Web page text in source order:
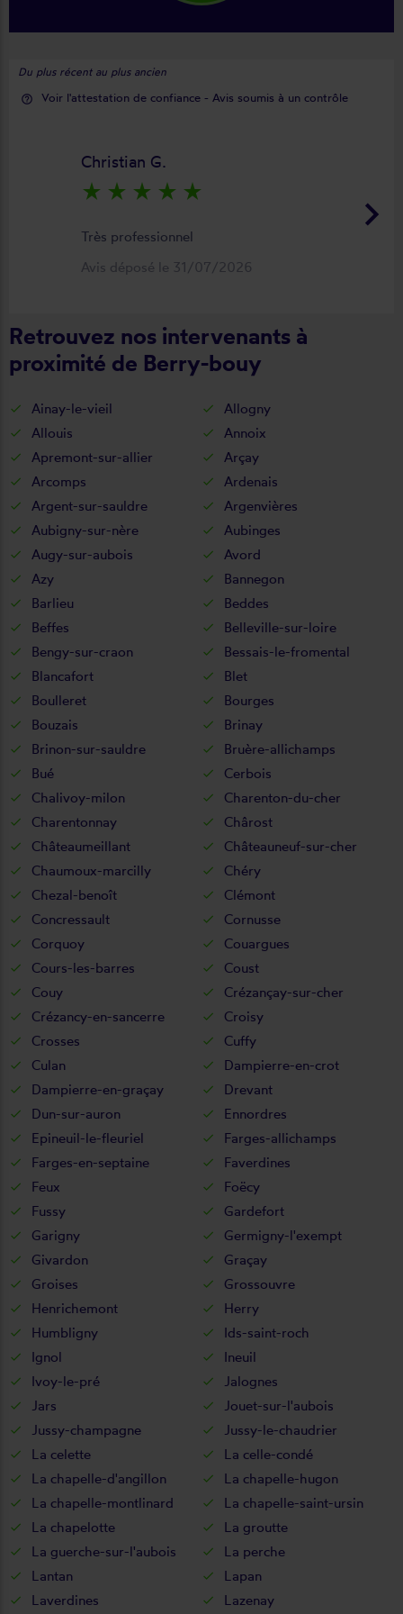
Du plus récent au plus ancien
help_outline Voir l'attestation de confiance - Avis soumis à un contrôle
keyboard_arrow_right
Christian G.
star_rate star_rate star_rate star_rate star_rate
Très professionnel
Avis déposé le 31/07/2026
Retrouvez nos intervenants à
proximité de Berry-bouy
Ainay-le-vieil
Allogny
Allouis
Annoix
Apremont-sur-allier
Arçay
Arcomps
Ardenais
Argent-sur-sauldre
Argenvières
Aubigny-sur-nère
Aubinges
Augy-sur-aubois
Avord
Azy
Bannegon
Barlieu
Beddes
Beffes
Belleville-sur-loire
Bengy-sur-craon
Bessais-le-fromental
Blancafort
Blet
Boulleret
Bourges
Bouzais
Brinay
Brinon-sur-sauldre
Bruère-allichamps
Bué
Cerbois
Chalivoy-milon
Charenton-du-cher
Charentonnay
Chârost
Châteaumeillant
Châteauneuf-sur-cher
Chaumoux-marcilly
Chéry
Chezal-benoît
Clémont
Concressault
Cornusse
Corquoy
Couargues
Cours-les-barres
Coust
Couy
Crézançay-sur-cher
Crézancy-en-sancerre
Croisy
Crosses
Cuffy
Culan
Dampierre-en-crot
Dampierre-en-graçay
Drevant
Dun-sur-auron
Ennordres
Epineuil-le-fleuriel
Farges-allichamps
Farges-en-septaine
Faverdines
Feux
Foëcy
Fussy
Gardefort
Garigny
Germigny-l'exempt
Givardon
Graçay
Groises
Grossouvre
Henrichemont
Herry
Humbligny
Ids-saint-roch
Ignol
Ineuil
Ivoy-le-pré
Jalognes
Jars
Jouet-sur-l'aubois
Jussy-champagne
Jussy-le-chaudrier
La celette
La celle-condé
La chapelle-d'angillon
La chapelle-hugon
La chapelle-montlinard
La chapelle-saint-ursin
La chapelotte
La groutte
La guerche-sur-l'aubois
La perche
Lantan
Lapan
Laverdines
Lazenay